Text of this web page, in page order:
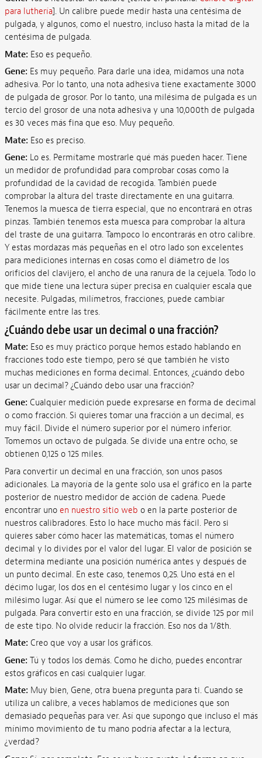
para luthería]. Un calibre puede medir hasta una centésima de
pulgada, y algunos, como el nuestro, incluso hasta la mitad de la
centésima de pulgada.
Mate: Eso es pequeño.
Gene: Es muy pequeño. Para darle una idea, midamos una nota
adhesiva. Por lo tanto, una nota adhesiva tiene exactamente 3000
de pulgada de grosor. Por lo tanto, una milésima de pulgada es un
tercio del grosor de una nota adhesiva y una 10,000th de pulgada
es 30 veces más fina que eso. Muy pequeño.
Mate: Eso es preciso.
Gene: Lo es. Permítame mostrarle qué más pueden hacer. Tiene
un medidor de profundidad para comprobar cosas como la
profundidad de la cavidad de recogida. También puede
comprobar la altura del traste directamente en una guitarra.
Tenemos la muesca de tierra especial, que no encontrará en otras
pinzas. También tenemos esta muesca para comprobar la altura
del traste de una guitarra. Tampoco lo encontrarás en otro calibre.
Y estas mordazas más pequeñas en el otro lado son excelentes
para mediciones internas en cosas como el diámetro de los
orificios del clavijero, el ancho de una ranura de la cejuela. Todo lo
que mide tiene una lectura súper precisa en cualquier escala que
necesite. Pulgadas, milímetros, fracciones, puede cambiar
fácilmente entre las tres.
¿Cuándo debe usar un decimal o una fracción?
Mate: Eso es muy práctico porque hemos estado hablando en
fracciones todo este tiempo, pero sé que también he visto
muchas mediciones en forma decimal. Entonces, ¿cuándo debo
usar un decimal? ¿Cuándo debo usar una fracción?
Gene: Cualquier medición puede expresarse en forma de decimal
o como fracción. Si quieres tomar una fracción a un decimal, es
muy fácil. Divide el número superior por el número inferior.
Tomemos un octavo de pulgada. Se divide una entre ocho, se
obtienen 0,125 o 125 miles.
Para convertir un decimal en una fracción, son unos pasos
adicionales. La mayoría de la gente solo usa el gráfico en la parte
posterior de nuestro medidor de acción de cadena. Puede
encontrar uno en nuestro sitio web o en la parte posterior de
nuestros calibradores. Esto lo hace mucho más fácil. Pero si
quieres saber cómo hacer las matemáticas, tomas el número
decimal y lo divides por el valor del lugar. El valor de posición se
determina mediante una posición numérica antes y después de
un punto decimal. En este caso, tenemos 0,25. Uno está en el
décimo lugar, los dos en el centésimo lugar y los cinco en el
milésimo lugar. Así que el número se lee como 125 milésimas de
pulgada. Para convertir esto en una fracción, se divide 125 por mil
de este tipo. No olvide reducir la fracción. Eso nos da 1/8th.
Mate: Creo que voy a usar los gráficos.
Gene: Tú y todos los demás. Como he dicho, puedes encontrar
estos gráficos en casi cualquier lugar.
Mate: Muy bien, Gene, otra buena pregunta para ti. Cuando se
utiliza un calibre, a veces hablamos de mediciones que son
demasiado pequeñas para ver. Así que supongo que incluso el más
mínimo movimiento de tu mano podría afectar a la lectura,
¿verdad?